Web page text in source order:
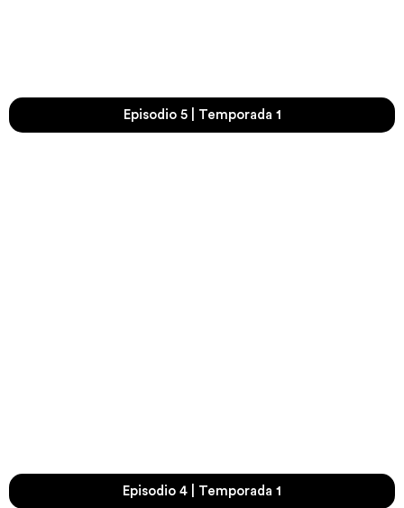
Episodio 5 | Temporada 1
Episodio 4 | Temporada 1